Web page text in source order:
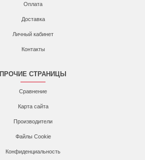
Оплата
Доставка
Личный кабинет
Контакты
ПРОЧИЕ СТРАНИЦЫ
Сравнение
Карта сайта
Производители
Файлы Cookie
Конфиденциальность